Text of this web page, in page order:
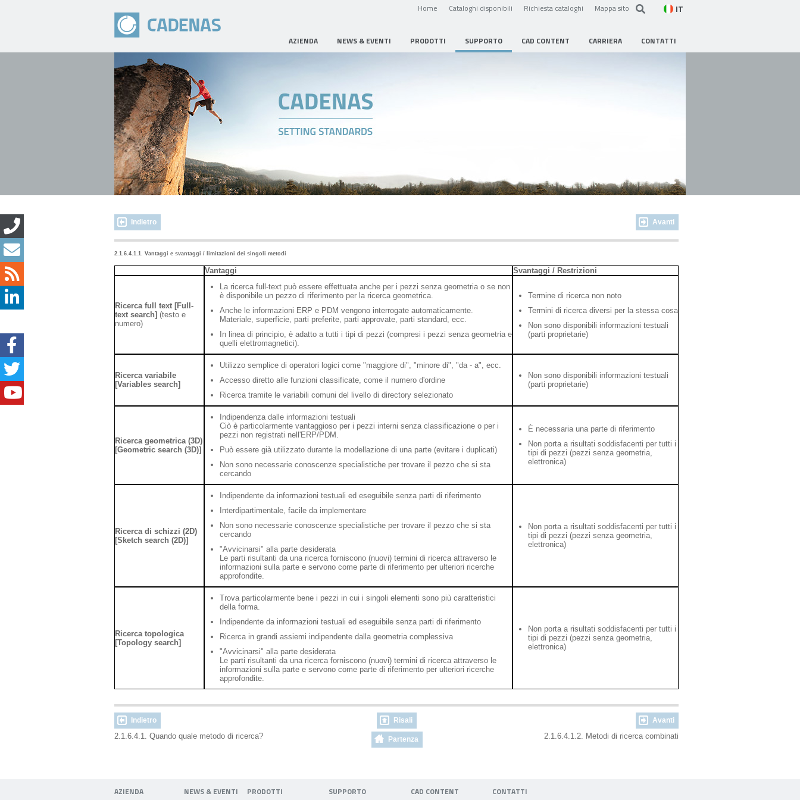
Home Cataloghi disponibili Richiesta cataloghi Mappa sito IT
AZIENDA NEWS & EVENTI PRODOTTI SUPPORTO CAD CONTENT CARRIERA CONTATTI
Indietro Avanti
2.1.6.4.1.1. Vantaggi e svantaggi / limitazioni dei singoli metodi
Vantaggi Svantaggi / Restrizioni
Ricerca full text [Full-
text search] (testo e
numero)
La ricerca full-text può essere effettuata anche per i pezzi senza geometria o se non
è disponibile un pezzo di riferimento per la ricerca geometrica.
Anche le informazioni ERP e PDM vengono interrogate automaticamente.
Materiale, superficie, parti preferite, parti approvate, parti standard, ecc.
In linea di principio, è adatto a tutti i tipi di pezzi (compresi i pezzi senza geometria e
quelli elettromagnetici).
Termine di ricerca non noto
Termini di ricerca diversi per la stessa cosa
Non sono disponibili informazioni testuali
(parti proprietarie)
Ricerca variabile
[Variables search]
Utilizzo semplice di operatori logici come "maggiore di", "minore di", "da - a", ecc.
Accesso diretto alle funzioni classificate, come il numero d'ordine
Ricerca tramite le variabili comuni del livello di directory selezionato
Non sono disponibili informazioni testuali
(parti proprietarie)
Ricerca geometrica (3D)
[Geometric search (3D)]
Indipendenza dalle informazioni testuali
Ciò è particolarmente vantaggioso per i pezzi interni senza classificazione o per i
pezzi non registrati nell'ERP/PDM.
Può essere già utilizzato durante la modellazione di una parte (evitare i duplicati)
Non sono necessarie conoscenze specialistiche per trovare il pezzo che si sta
cercando
È necessaria una parte di riferimento
Non porta a risultati soddisfacenti per tutti i
tipi di pezzi (pezzi senza geometria,
elettronica)
Ricerca di schizzi (2D)
[Sketch search (2D)]
Indipendente da informazioni testuali ed eseguibile senza parti di riferimento
Interdipartimentale, facile da implementare
Non sono necessarie conoscenze specialistiche per trovare il pezzo che si sta
cercando
"Avvicinarsi" alla parte desiderata
Le parti risultanti da una ricerca forniscono (nuovi) termini di ricerca attraverso le
informazioni sulla parte e servono come parte di riferimento per ulteriori ricerche
approfondite.
Non porta a risultati soddisfacenti per tutti i
tipi di pezzi (pezzi senza geometria,
elettronica)
Ricerca topologica
[Topology search]
Trova particolarmente bene i pezzi in cui i singoli elementi sono più caratteristici
della forma.
Indipendente da informazioni testuali ed eseguibile senza parti di riferimento
Ricerca in grandi assiemi indipendente dalla geometria complessiva
"Avvicinarsi" alla parte desiderata
Le parti risultanti da una ricerca forniscono (nuovi) termini di ricerca attraverso le
informazioni sulla parte e servono come parte di riferimento per ulteriori ricerche
approfondite.
Non porta a risultati soddisfacenti per tutti i
tipi di pezzi (pezzi senza geometria,
elettronica)
Indietro Risali Avanti
2.1.6.4.1. Quando quale metodo di ricerca? Partenza 2.1.6.4.1.2. Metodi di ricerca combinati
AZIENDA NEWS & EVENTI PRODOTTI SUPPORTO CAD CONTENT CONTATTI